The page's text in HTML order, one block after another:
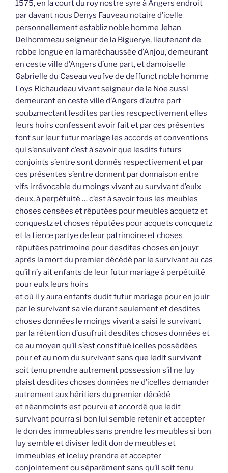
1575, en la court du roy nostre syre à Angers endroit
par davant nous Denys Fauveau notaire d’icelle
personnellement establiz noble homme Jehan
Delhommeau seigneur de la Biguerye, lieutenant de
robbe longue en la maréchaussée d’Anjou, demeurant
en ceste ville d’Angers d’une part, et damoiselle
Gabrielle du Caseau veufve de deffunct noble homme
Loys Richaudeau vivant seigneur de la Noe aussi
demeurant en ceste ville d’Angers d’autre part
soubzmectant lesdites parties rescpectivement elles
leurs hoirs confessent avoir fait et par ces présentes
font sur leur futur mariage les accords et conventions
qui s’ensuivent c’est à savoir que lesdits futurs
conjoints s’entre sont donnés respectivement et par
ces présentes s’entre donnent par donnaison entre
vifs irrévocable du moings vivant au survivant d’eulx
deux, à perpétuité … c’est à savoir tous les meubles
choses censées et réputées pour meubles acquetz et
conquestz et choses réputées pour acquets concquetz
et la tierce partye de leur patrimoine et choses
réputées patrimoine pour desdites choses en jouyr
après la mort du premier décédé par le survivant au cas
qu’il n’y ait enfants de leur futur mariage à perpétuité
pour eulx leurs hoirs
et où il y aura enfants dudit futur mariage pour en jouir
par le survivant sa vie durant seulement et desdites
choses données le moings vivant a saisi le survivant
par la rétention d’usufruit desdites choses données et
ce au moyen qu’il s’est constitué icelles possédées
pour et au nom du survivant sans que ledit survivant
soit tenu prendre autrement possession s’il ne luy
plaist desdites choses données ne d’icelles demander
autrement aux héritiers du premier décédé
et néanmoinfs est pourvu et accordé que ledit
survivant pourra si bon lui semble retenir et accepter
le don des immeubles sans prendre les meubles si bon
luy semble et diviser ledit don de meubles et
immeubles et iceluy prendre et accepter
conjointement ou séparément sans qu’il soit tenu